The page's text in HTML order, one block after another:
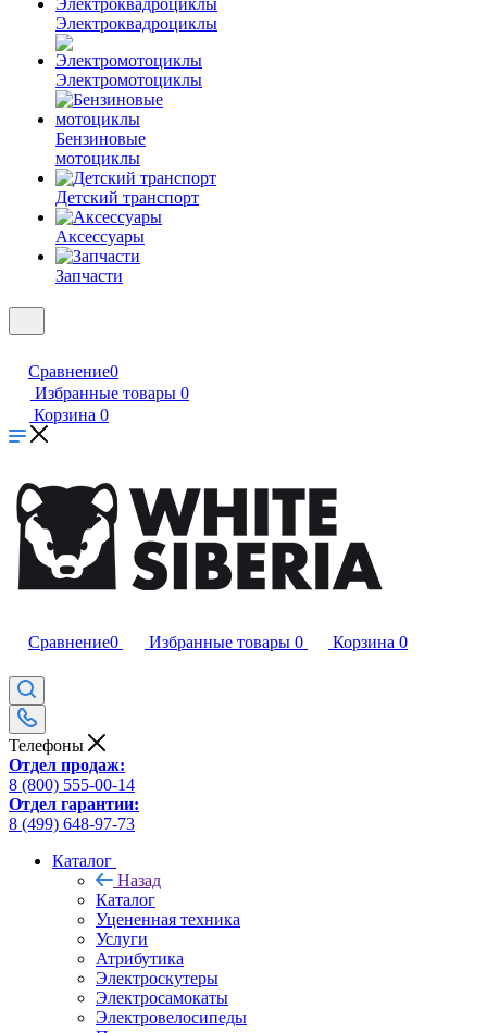
Электроквадроциклы
Электромотоциклы
Бензиновые
мотоциклы
Детский транспорт
Аксессуары
Запчасти
Сравнение0
Избранные товары 0
Корзина 0
Сравнение0 Избранные товары 0 Корзина 0
Телефоны
Отдел продаж:
8 (800) 555-00-14
Отдел гарантии:
8 (499) 648-97-73
Каталог
Назад
Каталог
Уцененная техника
Услуги
Атрибутика
Электроскутеры
Электросамокаты
Электровелосипеды